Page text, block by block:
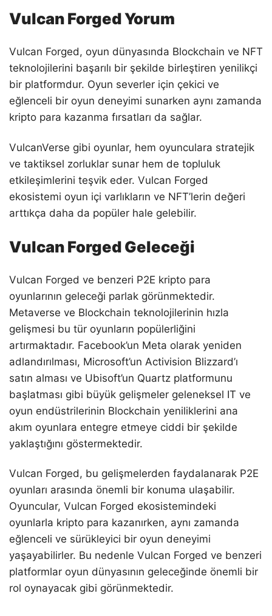
Vulcan Forged Yorum
Vulcan Forged, oyun dünyasında Blockchain ve NFT
teknolojilerini başarılı bir şekilde birleştiren yenilikçi
bir platformdur. Oyun severler için çekici ve
eğlenceli bir oyun deneyimi sunarken aynı zamanda
kripto para kazanma fırsatları da sağlar.
VulcanVerse gibi oyunlar, hem oyunculara stratejik
ve taktiksel zorluklar sunar hem de topluluk
etkileşimlerini teşvik eder. Vulcan Forged
ekosistemi oyun içi varlıkların ve NFT’lerin değeri
arttıkça daha da popüler hale gelebilir.
Vulcan Forged Geleceği
Vulcan Forged ve benzeri P2E kripto para
oyunlarının geleceği parlak görünmektedir.
Metaverse ve Blockchain teknolojilerinin hızla
gelişmesi bu tür oyunların popülerliğini
artırmaktadır. Facebook’un Meta olarak yeniden
adlandırılması, Microsoft’un Activision Blizzard’ı
satın alması ve Ubisoft’un Quartz platformunu
başlatması gibi büyük gelişmeler geleneksel IT ve
oyun endüstrilerinin Blockchain yeniliklerini ana
akım oyunlara entegre etmeye ciddi bir şekilde
yaklaştığını göstermektedir.
Vulcan Forged, bu gelişmelerden faydalanarak P2E
oyunları arasında önemli bir konuma ulaşabilir.
Oyuncular, Vulcan Forged ekosistemindeki
oyunlarla kripto para kazanırken, aynı zamanda
eğlenceli ve sürükleyici bir oyun deneyimi
yaşayabilirler. Bu nedenle Vulcan Forged ve benzeri
platformlar oyun dünyasının geleceğinde önemli bir
rol oynayacak gibi görünmektedir.